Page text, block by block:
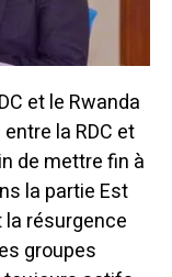
et le Rwanda
la RDC et
de mettre fin à
la partie Est
la résurgence
groupes